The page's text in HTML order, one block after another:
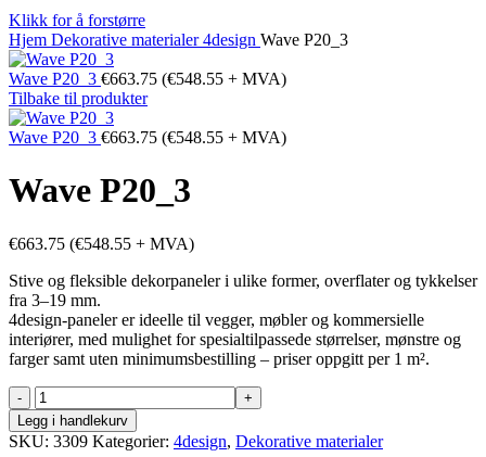
Klikk for å forstørre
Hjem Dekorative materialer4design Wave P20_3
Wave P20_3 €663.75 (€548.55 + MVA)
Tilbake til produkter
Wave P20_3 €663.75 (€548.55 + MVA)
Wave P20_3
€663.75 (€548.55 + MVA)
Stive og fleksible dekorpaneler i ulike former, overflater og tykkelser
fra 3–19 mm.
4design-paneler er ideelle til vegger, møbler og kommersielle
interiører, med mulighet for spesialtilpassede størrelser, mønstre og
farger samt uten minimumsbestilling – priser oppgitt per 1 m².
Wave
P20_3
antall
Legg i handlekurv
SKU: 3309 Kategorier: 4design, Dekorative materialer